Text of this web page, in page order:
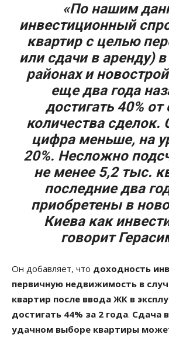
«По нашим
инвестиционный
квартир с целью
или сдачи в аренду)
районах и
еще два года
достигать 40%
количества сделок.
цифра меньше, на
20%. Несложно
не менее 5,2 тыс.
последние два
приобретены в
Киева как
говорит
Он добавляет, что доходность
первичную недвижимость в
квартир после ввода ЖК в
достигать 44% за 2 года. Сдача
удачном выборе квартиры